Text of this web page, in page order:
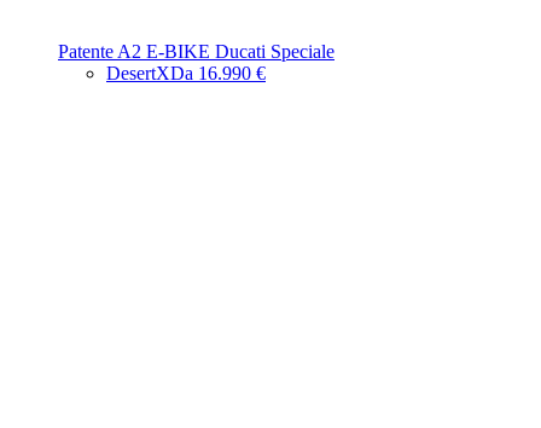
Patente A2 E-BIKE Ducati Speciale
DesertXDa 16.990 €